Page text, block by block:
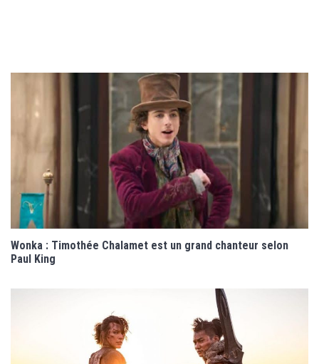
Wonka : Timothée Chalamet est un grand chanteur selon
Paul King